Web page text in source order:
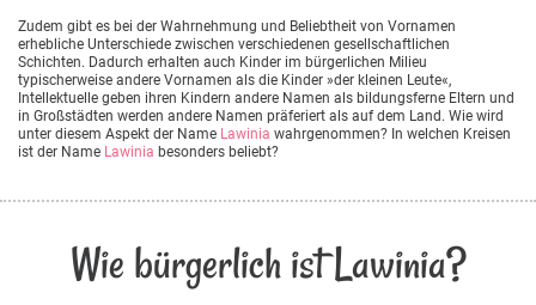
Zudem gibt es bei der Wahrnehmung und Beliebtheit von Vornamen
erhebliche Unterschiede zwischen verschiedenen gesellschaftlichen
Schichten. Dadurch erhalten auch Kinder im bürgerlichen Milieu
typischerweise andere Vornamen als die Kinder »der kleinen Leute«,
Intellektuelle geben ihren Kindern andere Namen als bildungsferne Eltern und
in Großstädten werden andere Namen präferiert als auf dem Land. Wie wird
unter diesem Aspekt der Name Lawinia wahrgenommen? In welchen Kreisen
ist der Name Lawinia besonders beliebt?
Wie bürgerlich ist Lawinia?